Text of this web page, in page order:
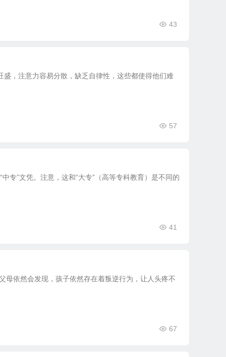
43
，注意力容易分散，缺乏自律性，这些都使得他们难
57
专”文凭。注意，这和“大专”（高等专科教育）是不同的
41
母依然会发现，孩子依然存在着叛逆行为，让人头疼不
67